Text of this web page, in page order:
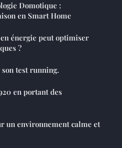
Domotique :
en Smart Home
énergie peut optimiser
?
test running.
en portant des